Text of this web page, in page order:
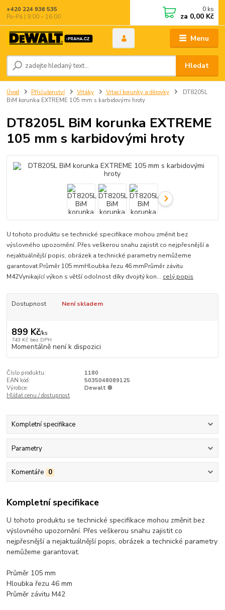
Menu
Hledat
+420 224 936 535
Po–Pá | 9:00 – 16:00
0 ks
za 0,00 Kč
Úvod Příslušenství Vrtáky Vrtací korunky a děrovky
DT8205L
BiM korunka EXTREME 105 mm s karbidovými hroty
DT8205L BiM korunka EXTREME
105 mm s karbidovými hroty
U tohoto produktu se technické specifikace mohou změnit bez
výslovného upozornění. Přes veškerou snahu zajistit co nejpřesnější a
nejaktuálnější popis, obrázek a technické parametry nemůžeme
garantovat.Průměr 105 mmHloubka řezu 46 mmPrůměr závitu
M42Vynikající výkon s větší odolnost díky dvojitý kon... celý popis
Dostupnost Není skladem
899 Kč/ks
743 Kč bez DPH
Momentálně není k dispozici
Číslo produktu:
1180
EAN kód:
5035048089125
Výrobce:
Dewalt ®
Hlídat cenu / dostupnost
Kompletní specifikace
Parametry
Komentáře 0
Kompletní specifikace
U tohoto produktu se technické specifikace mohou změnit bez
výslovného upozornění. Přes veškerou snahu zajistit co
nejpřesnější a nejaktuálnější popis, obrázek a technické parametry
nemůžeme garantovat.
Průměr 105 mm
Hloubka řezu 46 mm
Průměr závitu M42